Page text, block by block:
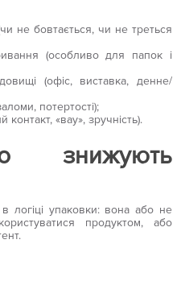
не бовтається, чи не треться
(особливо для папок і
(офіс, виставка, денне/
потертості);
«вау», зручність).
знижують
логіці упаковки: вона або не
продуктом, або